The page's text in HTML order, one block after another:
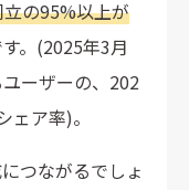
立の95%以上が
。(2025年3月
ーザーの、202
ア率)。
つながるでしょ